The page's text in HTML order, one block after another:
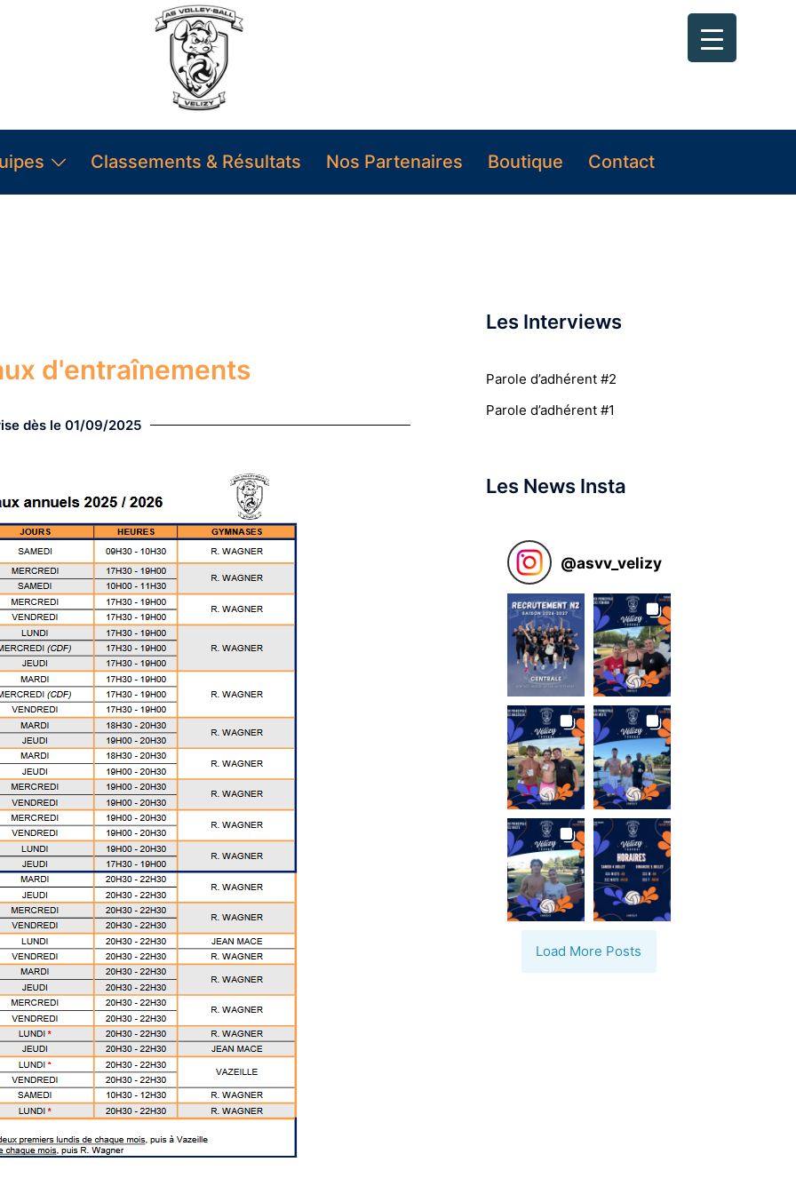
Classements & Résultats Nos Partenaires Boutique Contact
d'entraînements
dès le 01/09/2025
Les Interviews
Parole d’adhérent #2
Parole d’adhérent #1
Les News Insta
@asvv_velizy
Load More Posts